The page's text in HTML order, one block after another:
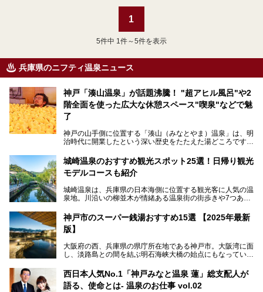
1
5件中 1件～5件を表示
兵庫県のニフティ温泉ニュース
神戸「湊山温泉」が話題沸騰！ "超アヒル風呂"や2
階全面を使った広大な休憩スペース"喫泉"などで魅
了
神戸の山手側に位置する「湊山（みなとやま）温泉」は、明
治時代に開業したという深い歴史をたたえた湯どころです。
っぱいに浮かぶアヒルちゃん。さらに、ゆったりくつろげて
コワーキングも可能な休憩スペースも人気に。斬新な企画や
設備で人々をアッと驚かせる湊山温泉の魅力をリポートしま
城崎温泉のおすすめ観光スポット25選！日帰り観光
モデルコースも紹介
城崎温泉は、兵庫県の日本海側に位置する観光客に人気の温
泉地。川沿いの柳並木が情緒ある温泉街の街歩きや7つある
られています。鉄道の駅から温泉街が近く、歩いて回るのに
ちょうどよい規模で、日帰りでの訪問にもおすすめです。
の観光スポットをピックアップ。温泉やご当地グルメなどを
盛り込んだ日帰り観光モデルコースも紹介しているので、ぜ
神戸市のスーパー銭湯おすすめ15選 【2025年最新
版】
大阪府の西、兵庫県の県庁所在地である神戸市。大阪湾に面
し、淡路島との間を結ぶ明石海峡大橋の始点にもなっていま
華街をはじめ、きらびやかに発展したハーバーランドなど、
人気観光スポットもめじろ押しです。
そして、温泉好きの視点から見ると、神戸市といえば何とい
西日本人気No.1「神戸みなと温泉 蓮」総支配人が
語る、使命とは- 温泉のお仕事 vol.02